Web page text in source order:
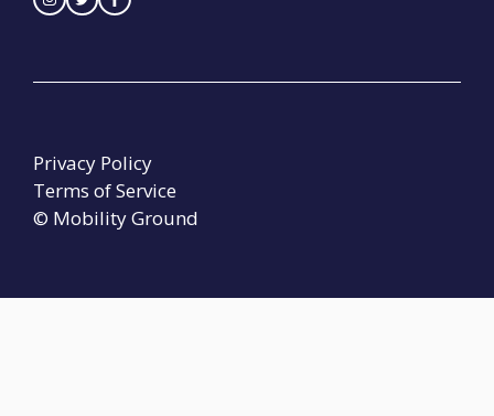
© Mobility Ground
Privacy Policy
Terms of Service